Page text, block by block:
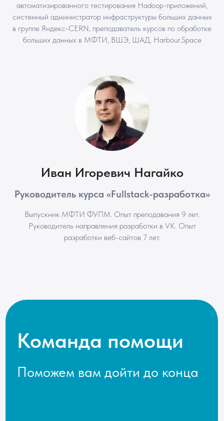
автоматизированного тестирования Hadoop-приложений,
системный администратор инфраструктуры больших данных
в группе Яндекс-CERN, преподаватель курсов по обработке
больших данных в МФТИ, ВШЭ, ШАД, Harbour.Space
Иван Игоревич Нагайко
Руководитель курса «Fullstack-разработка»
Выпускник МФТИ ФУПМ. Опыт преподавания 9 лет.
Руководитель направления разработки в VK. Опыт
разработки веб-сайтов 7 лет.